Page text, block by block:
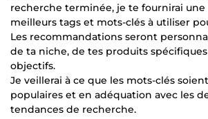
recherche terminée, je te fournirai
meilleurs tags et mots-clés à utiliser
Les recommandations seront
de ta niche, de tes produits
objectifs.
Je veillerai à ce que les mots-clés
populaires et en adéquation avec les
tendances de recherche.